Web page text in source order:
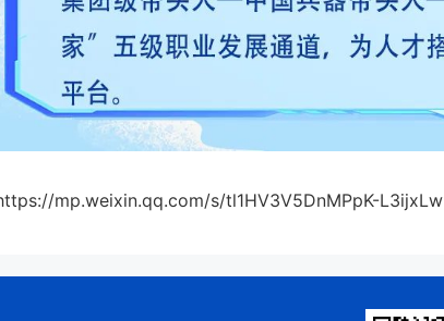
mp.weixin.qq.com/s/tl1HV3V5DnMPpK-L3ijxLw